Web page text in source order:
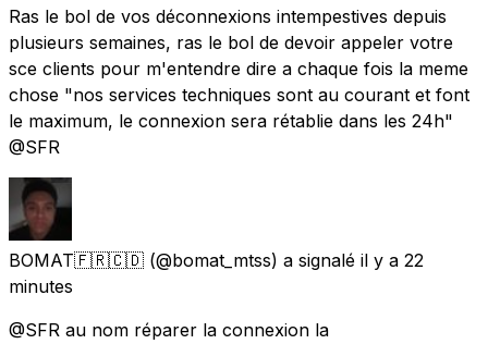
Ras le bol de vos déconnexions intempestives depuis
plusieurs semaines, ras le bol de devoir appeler votre
sce clients pour m'entendre dire a chaque fois la meme
chose "nos services techniques sont au courant et font
le maximum, le connexion sera rétablie dans les 24h"
@SFR
BOMAT🇫🇷🇨🇩 (@bomat_mtss) a signalé il y a 22
minutes
@SFR au nom réparer la connexion la